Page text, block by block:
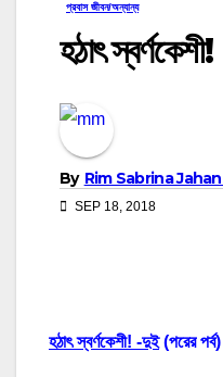
প্রবাস জীবন/অন্যান্য
হঠাৎ স্বর্ণকেশী!
By Rim Sabrina
SEP 18, 2018
হঠাৎ স্বর্ণকেশী! -দুই(পরের পর্ব)